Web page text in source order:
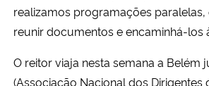
realizamos programações
reunir documentos e encaminhá-los à
O reitor viaja nesta semana a Belém
(Associação Nacional dos Dirigentes